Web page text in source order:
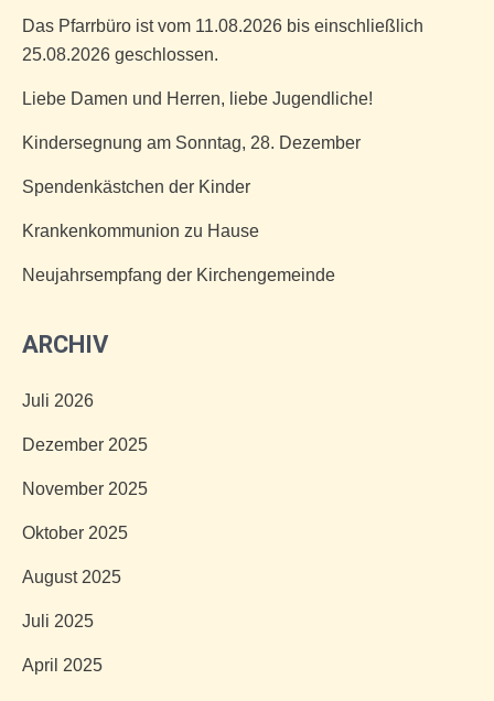
Das Pfarrbüro ist vom 11.08.2026 bis einschließlich
25.08.2026 geschlossen.
Liebe Damen und Herren, liebe Jugendliche!
Kindersegnung am Sonntag, 28. Dezember
Spendenkästchen der Kinder
Krankenkommunion zu Hause
Neujahrsempfang der Kirchengemeinde
ARCHIV
Juli 2026
Dezember 2025
November 2025
Oktober 2025
August 2025
Juli 2025
April 2025